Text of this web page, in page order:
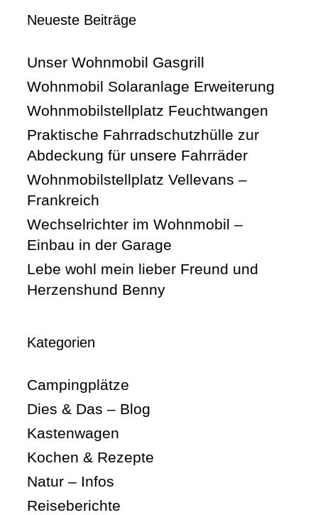
Neueste Beiträge
Unser Wohnmobil Gasgrill
Wohnmobil Solaranlage Erweiterung
Wohnmobilstellplatz Feuchtwangen
Praktische Fahrradschutzhülle zur
Abdeckung für unsere Fahrräder
Wohnmobilstellplatz Vellevans –
Frankreich
Wechselrichter im Wohnmobil –
Einbau in der Garage
Lebe wohl mein lieber Freund und
Herzenshund Benny
Kategorien
Campingplätze
Dies & Das – Blog
Kastenwagen
Kochen & Rezepte
Natur – Infos
Reiseberichte